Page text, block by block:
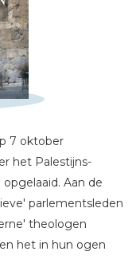
7 oktober
het Palestijns-
Aan de
parlementsleden
theologen
het in hun ogen